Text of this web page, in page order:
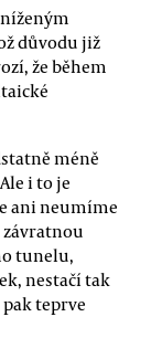
důvodu již
že během
méně
i to je
ani neumíme
tunelu,
nestačí tak
teprve